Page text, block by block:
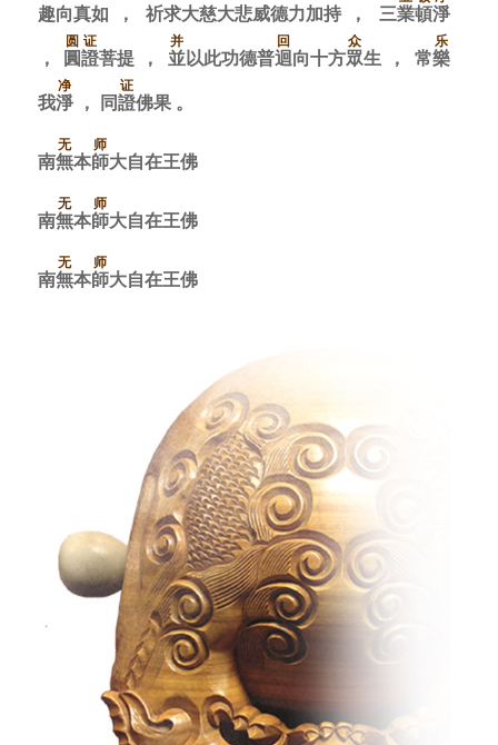
趣向真如 ， 祈求大慈大悲威德力加持 ， 三業頓淨
， 圓
圆
證
证
菩提 ， 並
并
以此功德普迴
回
向十方眾
众
生 ， 常樂
乐
我淨
净
， 同證
证
佛果 。
南無
无
本師
师
大自在王佛
南無
无
本師
师
大自在王佛
南無
无
本師
师
大自在王佛